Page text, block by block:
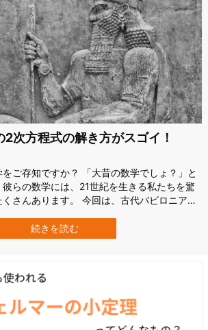
次方程式の解き方がスゴイ！
ご存知ですか？ 「大昔の数学でしょ？」と
らの数学には、21世紀を生きる私たちを驚
さんあります。 今回は、古代バビロニアの
ますが、古代バビロニアの人たちは、一体ど
でしょうか？ 古代バビロニアの2次方程式の問
続きを読む